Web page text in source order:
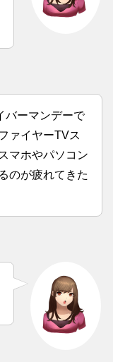
バーマンデーで
ァイヤーTVス
マホやパソコン
のが疲れてきた